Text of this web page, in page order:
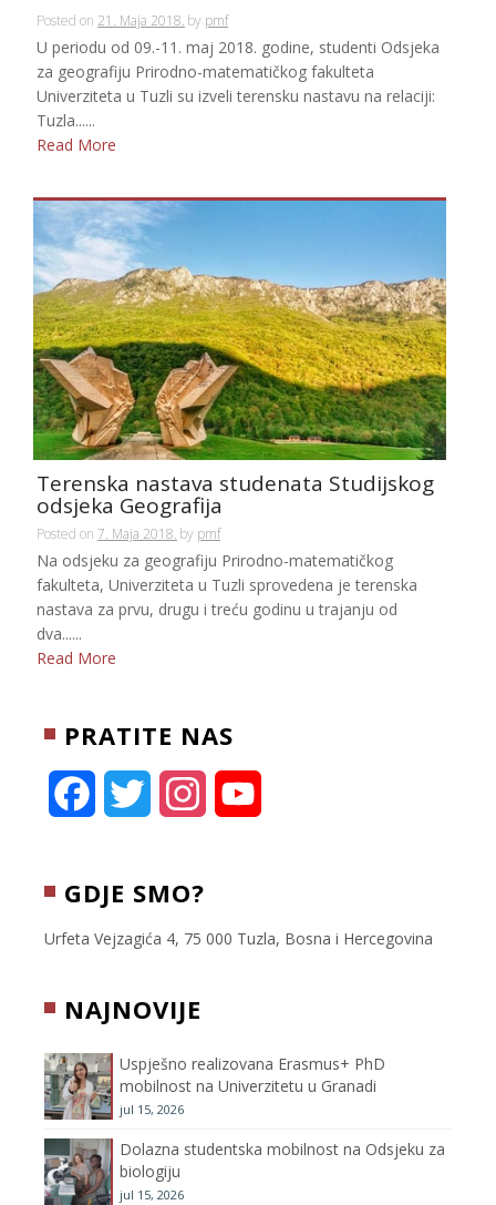
Posted on 21. Maja 2018. by pmf
U periodu od 09.-11. maj 2018. godine, studenti Odsjeka
za geografiju Prirodno-matematičkog fakulteta
Univerziteta u Tuzli su izveli terensku nastavu na relaciji:
Tuzla......
Read More
Terenska nastava studenata Studijskog
odsjeka Geografija
Posted on 7. Maja 2018. by pmf
Na odsjeku za geografiju Prirodno-matematičkog
fakulteta, Univerziteta u Tuzli sprovedena je terenska
nastava za prvu, drugu i treću godinu u trajanju od
dva......
Read More
PRATITE NAS
c
e
o
o
k
i
t
e
r
t
r
T
e
GDJE SMO?
Urfeta Vejzagića 4, 75 000 Tuzla, Bosna i Hercegovina
NAJNOVIJE
Uspješno realizovana Erasmus+ PhD
mobilnost na Univerzitetu u Granadi
jul 15, 2026
Dolazna studentska mobilnost na Odsjeku za
biologiju
jul 15, 2026